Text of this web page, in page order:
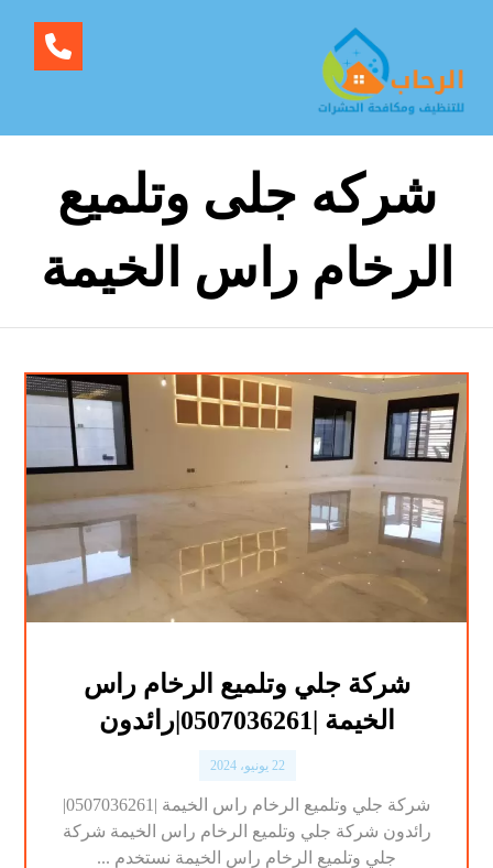
شركه جلى وتلميع
الرخام راس الخيمة
شركة جلي وتلميع الرخام راس
الخيمة |0507036261|رائدون
22 يونيو، 2024
شركة جلي وتلميع الرخام راس الخيمة |0507036261|
رائدون شركة جلي وتلميع الرخام راس الخيمة شركة
جلي وتلميع الرخام راس الخيمة نستخدم ...